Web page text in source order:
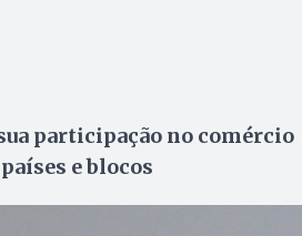
participação no comércio
e blocos